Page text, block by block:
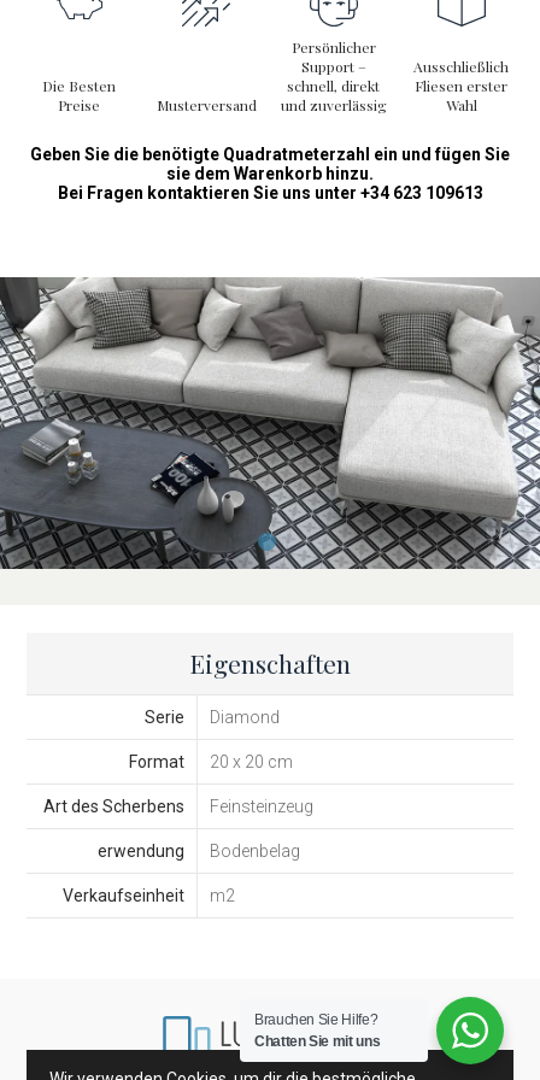
funktionale Beschichtung; sie ist ein dekoratives Element, das
jeden Raum in eine elegante und einladende Umgebung
verwandelt. Fügen Sie diese Fliese Ihren Designprojekten hinzu
und genießen Sie die perfekte Kombination aus Ästhetik und
Die Besten
Preise
Musterversand
Persönlicher
Support –
schnell, direkt
und zuverlässig
Ausschließlich
Fliesen erster
Wahl
Geben Sie die benötigte Quadratmeterzahl ein und fügen Sie
sie dem Warenkorb hinzu.
Bei Fragen kontaktieren Sie uns unter +34 623 109613
Eigenschaften
Serie Diamond
Format 20 x 20 cm
Art des Scherbens Feinsteinzeug
erwendung Bodenbelag
Verkaufseinheit m2
Brauchen Sie Hilfe?
Chatten Sie mit uns